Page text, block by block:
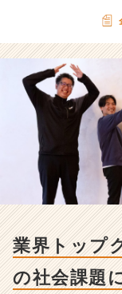
業界トップ
の社会課題